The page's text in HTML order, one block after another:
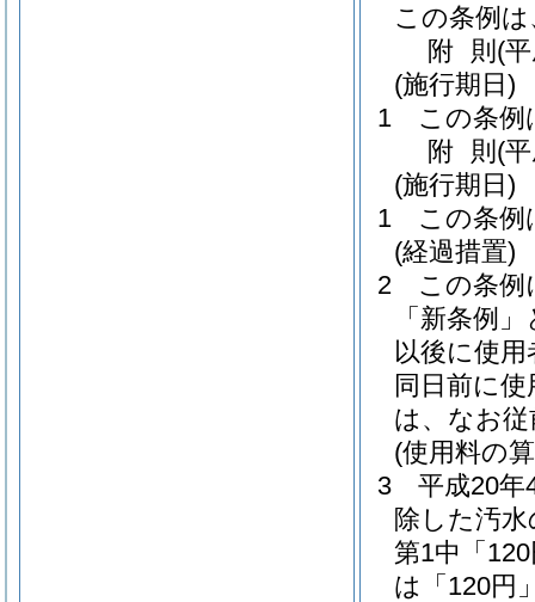
この条例
附 則 (
(施行期日)
1
この条例
附 則 (
(施行期日)
1
この条例
(経過措置)
2
この条例
「新条例
以後に使
同日前に
は、なお
(使用料の
3
平成20年
除した汚
第1中「
は「120円